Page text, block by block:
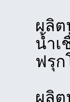
ผลิต
น้ำเ
ฟรุก
ผลิต